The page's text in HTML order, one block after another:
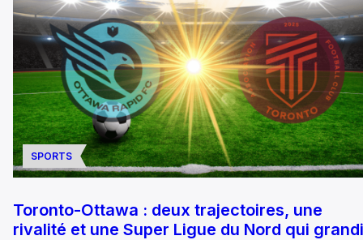
SPORTS
Toronto-Ottawa : deux trajectoires, une
rivalité et une Super Ligue du Nord qui